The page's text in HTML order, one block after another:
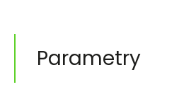
Parametry